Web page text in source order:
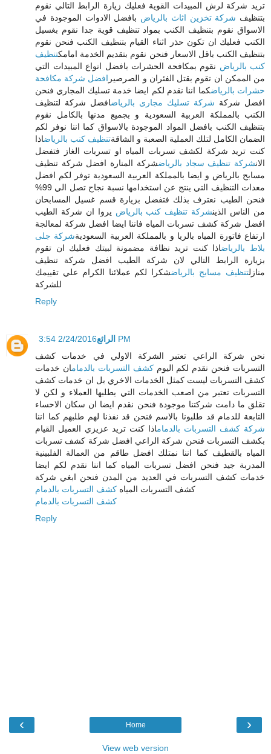
تريد شركة لرش المبيدات القوية فعليك زيارة الرابط التالي نقوم
بتنظيف شركة تخزين اثاث بالرياض بافضل الادوات الموجودة في
الاسواق نقوم بتنظيف الكنب بمواد تنظيف قوية جدا نقوم بغسيل
الكنب فعليك ان تكون حذر اثناء القيام بتنظيف الكنب فنحن نقوم
بتنظيف الكنب باقل الاسعار فنحن نقوم بتقديم الخدمة امامكتنظيف
كنب بالرياض نقوم بمكافحة الحشرات بافضل انواع المبيدات التي
من الممكن ان تقوم بقتل الفئران و الصرصير افضل شركة مكافحة
حشرات بالرياضكما اننا نقدم لكم ايضا خدمة تسليك المجاري فنحن
افضل شركة شركة تسليك مجارى بالرياضافضل شركة لتنظيف
الكنب بالمملكة العربية السعودية و بجميع مدنها بالكامل نقوم
بتنظيف الكنب بافضل المواد الموجودة بالاسواق كما اننا نوفر لكم
الضمان الكامل لتلك العملية الصعبة و الشاقةتنظيف كنب بالرياضاذا
كنت تريد شركة لكشف تسربات المياه او تسربات الغاز فتفضل
الانشركة تنظيف سجاد بالرياضشركة المنارة افضل شركة تنظيف
مسابح بالرياض و ايضا بالمملكة العربية السعودية توفر لكم افضل
معدات التنظيف التي ينتج عن استخدامها نسبة نجاح تصل الي 99%
فنحن الطيب نعترف بذلك فتفضل بزيارة قسم غسيل المسابحان
من الناس الذينشركة تنظيف كنب بالرياض يروا ان شركة الطيب
افضل شركة كشف تسربات المياه فاننا ايضا افضل شركة لمعالجة
ارتفاع فاتورة المياه بالريا و بالمملكة العربية السعوديةشركة جلى
بلاط بالرياضاذا كنت تريد نظافة مضمونة لبيتك فعليك ان تقوم
بزيارة الرابط التالي لان شركة الطيب افضل شركة تنظيف
منازلتنظيف مسابح بالرياضشكرا لكم عملائنا الكرام علي تقييمك
للشركة
Reply
الرائع 2/24/2016 3:54 PM
نحن شركة الراعي تعتبر الشركة الاولي في خدمات كشف
التسربات فنحن نقدم لكم اليومكشف التسربات بالدمامان خدمات
كشف التسربات ليست كمثل الخدمات الاخري بل ان خدمات كشف
التسربات تعتبر من اصعب الخدمات التي يطلبها العملاء و لكن لا
تقلق ما دامت شركتنا موجودة فنحن نقدم ايضا ان سكان الاحساء
التابعة للدمام قد طلبونا بالاسم فنحن قد نفذنا لهم طلبهم كما اننا
شركة كشف التسربات بالدماماذا كنت تريد عزيزي العميل القيام
بكشف التسربات فنحن شركة الراعي افضل شركة كشف تسربات
المياه بالقطيف كما اننا نمتلك افضل طاقم من العمالة الفلبينية
المدربة جيد فنحن افضل تسربات المياه كما اننا نقدم لكم ايضا
خدمات كشف التسربات في العديد من المدن فنحن ابغي شركة
كشف التسربات المياه كشف التسربات بالدمام
كشف التسربات بالدمام
Reply
‹ ›
Home
View web version